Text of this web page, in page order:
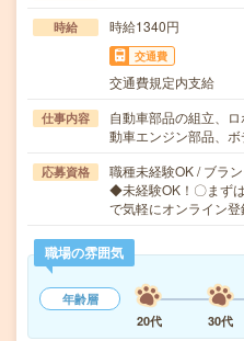
時給 時給1340円
交通費
交通費規定内支給
仕事内容
自動車部品の組立、
動車エンジン部品、
応募資格
職種未経験OK / ブラ
◆未経験OK！〇まず
で気軽にオンライン
職場の雰囲気
年齢層
20代
30代